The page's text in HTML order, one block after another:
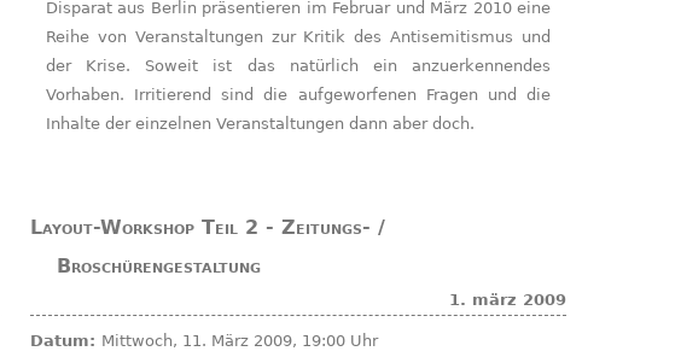
Disparat aus Berlin präsentieren im Februar und März 2010 eine
Reihe von Veranstaltungen zur Kritik des Antisemitismus und
der Krise. Soweit ist das natürlich ein anzuerkennendes
Vorhaben. Irritierend sind die aufgeworfenen Fragen und die
Inhalte der einzelnen Veranstaltungen dann aber doch.
Layout-Workshop Teil 2 - Zeitungs- /
Broschürengestaltung
1. märz 2009
Datum: Mittwoch, 11. März 2009, 19:00 Uhr